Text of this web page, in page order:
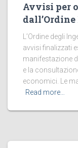
Avvisi per
L’Ordine degli
avvisi finalizzati
manifestazione
e la
economici. Le
Read more…